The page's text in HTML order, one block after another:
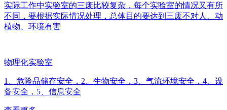
实际工作中实验室的三废比较复杂，每个实验室的情况又有所
不同，要根据实际情况处理，总体目的要达到三废不对人、动
植物、环境有害
物理化实验室
1、危险品储存安全，2、生物安全，3、气流环境安全，4、设
备安全，5、信息安全